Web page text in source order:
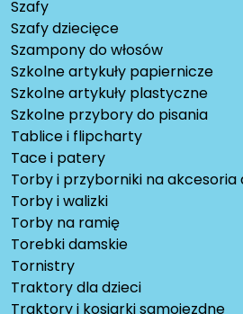
Szafy
Szafy dziecięce
Szampony do włosów
Szkolne artykuły papiernicze
Szkolne artykuły plastyczne
Szkolne przybory do pisania
Tablice i flipcharty
Tace i patery
Torby i przyborniki na akcesoria
Torby i walizki
Torby na ramię
Torebki damskie
Tornistry
Traktory dla dzieci
Traktory i kosiarki samojezdne